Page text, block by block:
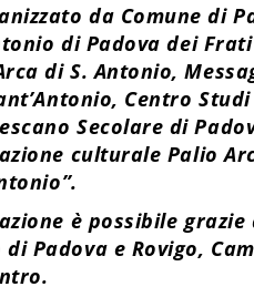
da Comune di
di Padova dei
di S. Antonio,
Centro
Secolare di
culturale Palio
è possibile
Padova e Rovigo,